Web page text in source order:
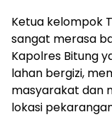
Ketua kelompok
sangat merasa
Kapolres Bitung
lahan bergizi,
masyarakat dan
lokasi